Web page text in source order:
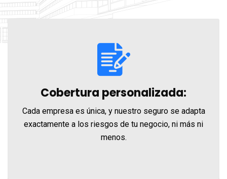
Cobertura personalizada:
Cada empresa es única, y nuestro seguro se adapta
exactamente a los riesgos de tu negocio, ni más ni
menos.